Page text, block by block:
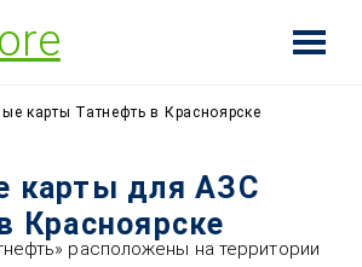
карты Татнефть в Красноярске
карты для АЗС
Красноярске
расположены на территории